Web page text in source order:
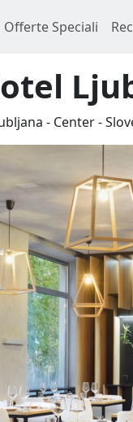
Offerte Speciali
- Center-